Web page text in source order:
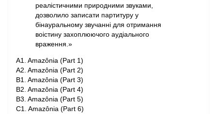
реалістичними природними звуками,
дозволило записати партитуру у
бінауральному звучанні для отримання
воістину захоплюючого аудіального
враження.»
A1. Amazônia (Part 1)
A2. Amazônia (Part 2)
B1. Amazônia (Part 3)
B2. Amazônia (Part 4)
B3. Amazônia (Part 5)
C1. Amazônia (Part 6)